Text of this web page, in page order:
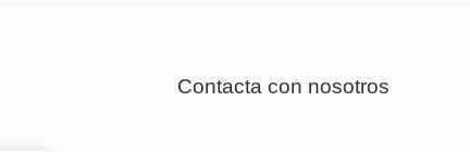
Contacta con nosotros